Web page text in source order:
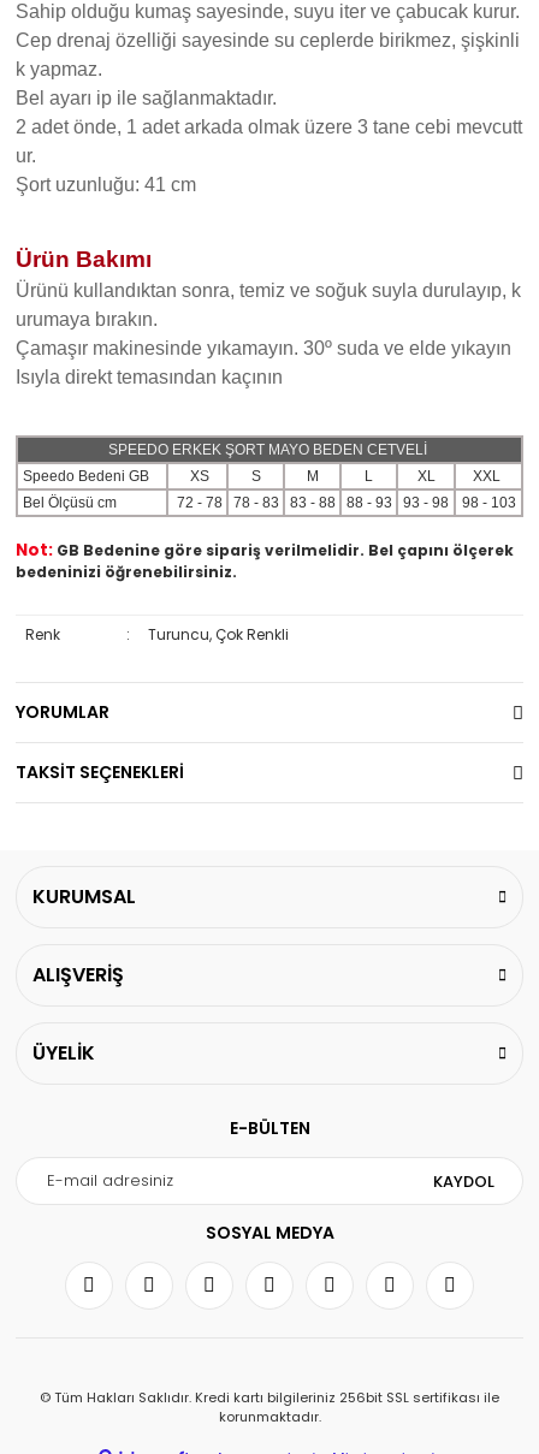
Sahip olduğu kumaş sayesinde, suyu iter ve çabucak kurur.
Cep drenaj özelliği sayesinde su ceplerde birikmez, şişkinli
k yapmaz.
Bel ayarı ip ile sağlanmaktadır.
2 adet önde, 1 adet arkada olmak üzere 3 tane cebi mevcutt
ur.
Şort uzunluğu: 41 cm
Ürün Bakımı
Ürünü kullandıktan sonra, temiz ve soğuk suyla durulayıp, k
urumaya bırakın.
Çamaşır makinesinde yıkamayın. 30º suda ve elde yıkayın
Isıyla direkt temasından kaçının
SPEEDO ERKEK ŞORT MAYO BEDEN CETVELİ
Speedo Bedeni GB
XS S M L XL
XXL
Bel Ölçüsü cm
72 - 78 78 - 83 83 - 88 88 - 93 93 - 98 98 - 103
Not: GB Bedenine göre sipariş verilmelidir. Bel çapını ölçerek
bedeninizi öğrenebilirsiniz.
Renk : Turuncu, Çok Renkli
YORUMLAR
TAKSİT SEÇENEKLERİ
KURUMSAL
ALIŞVERİŞ
ÜYELİK
E-BÜLTEN
KAYDOL
SOSYAL MEDYA
© Tüm Hakları Saklıdır. Kredi kartı bilgileriniz 256bit SSL sertifikası ile
korunmaktadır.